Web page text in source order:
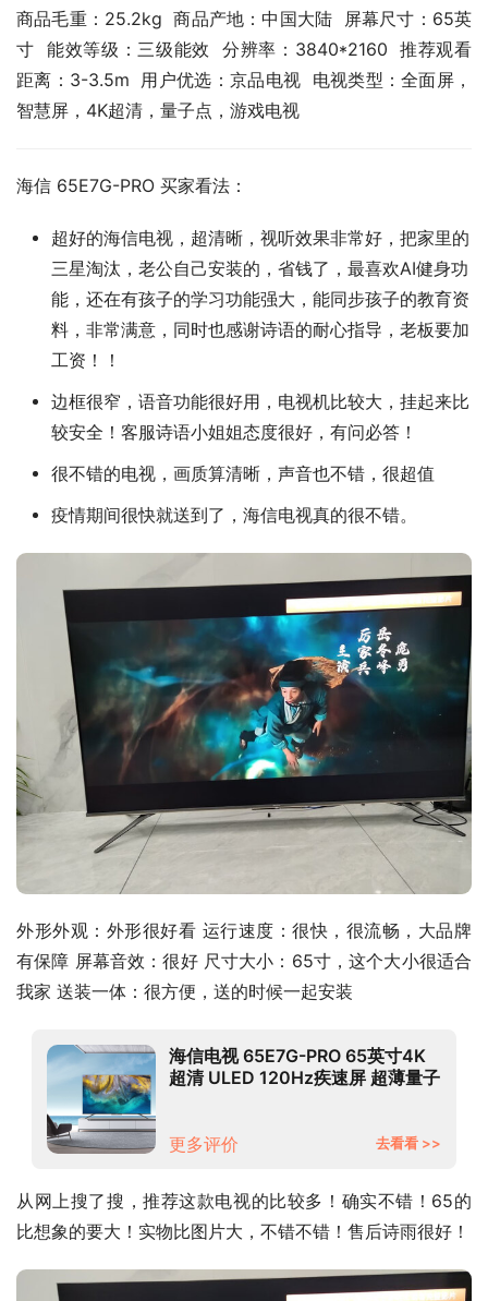
商品毛重：25.2kg  商品产地：中国大陆  屏幕尺寸：65英
寸  能效等级：三级能效  分辨率：3840*2160  推荐观看
距离：3-3.5m  用户优选：京品电视  电视类型：全面屏，
智慧屏，4K超清，量子点，游戏电视
海信 65E7G-PRO 买家看法：
超好的海信电视，超清晰，视听效果非常好，把家里的
三星淘汰，老公自己安装的，省钱了，最喜欢AI健身功
能，还在有孩子的学习功能强大，能同步孩子的教育资
料，非常满意，同时也感谢诗语的耐心指导，老板要加
工资！！
边框很窄，语音功能很好用，电视机比较大，挂起来比
较安全！客服诗语小姐姐态度很好，有问必答！
很不错的电视，画质算清晰，声音也不错，很超值
疫情期间很快就送到了，海信电视真的很不错。
外形外观：外形很好看 运行速度：很快，很流畅，大品牌
有保障 屏幕音效：很好 尺寸大小：65寸，这个大小很适合
我家 送装一体：很方便，送的时候一起安装
海信电视 65E7G-PRO 65英寸4K
超清 ULED 120Hz疾速屏 超薄量子
更多评价
去看看 >>
从网上搜了搜，推荐这款电视的比较多！确实不错！65的
比想象的要大！实物比图片大，不错不错！售后诗雨很好！